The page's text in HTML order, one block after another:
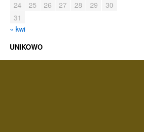
24 25 26 27 28 29
30
31
« kwi
UNIKOWO